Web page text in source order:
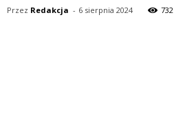
Przez Redakcja - 6 sierpnia 2024 732